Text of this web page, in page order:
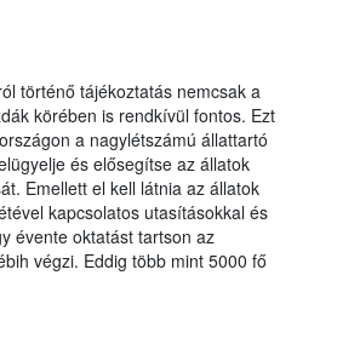
történő tájékoztatás nemcsak a
körében is rendkívül fontos. Ezt
a nagylétszámú állattartó
és elősegítse az állatok
Emellett el kell látnia az állatok
kapcsolatos utasításokkal és
évente oktatást tartson az
végzi. Eddig több mint 5000 fő